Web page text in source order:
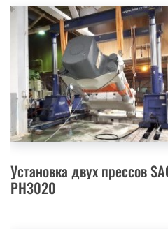
Установка двух прессов
PH3020